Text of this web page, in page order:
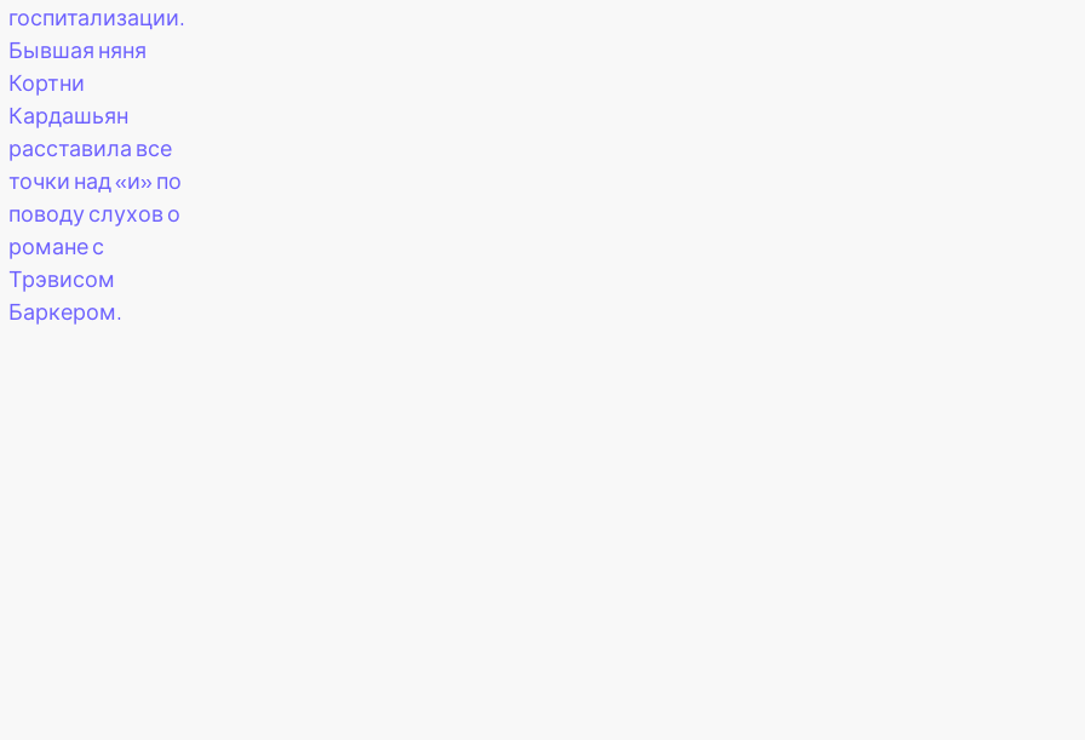
госпитализации.
Бывшая няня
Кортни
Кардашьян
расставила все
точки над «и» по
поводу слухов о
романе с
Трэвисом
Баркером.